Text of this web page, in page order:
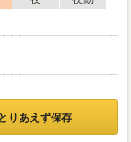
とりあえず保存